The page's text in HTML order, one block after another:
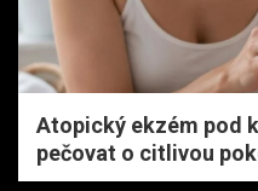
Atopický ekzém pod
pečovat o citlivou